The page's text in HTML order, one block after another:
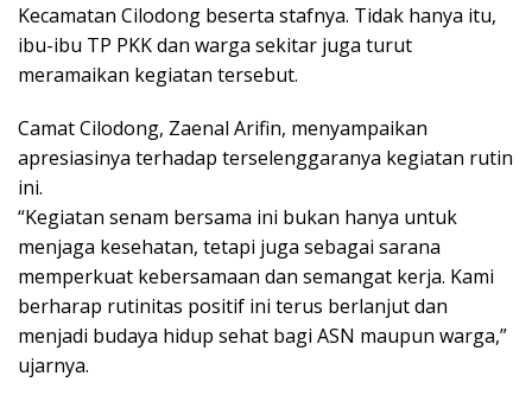
Kecamatan Cilodong beserta stafnya. Tidak hanya itu,
ibu-ibu TP PKK dan warga sekitar juga turut
meramaikan kegiatan tersebut.
Camat Cilodong, Zaenal Arifin, menyampaikan
apresiasinya terhadap terselenggaranya kegiatan rutin
ini.
“Kegiatan senam bersama ini bukan hanya untuk
menjaga kesehatan, tetapi juga sebagai sarana
memperkuat kebersamaan dan semangat kerja. Kami
berharap rutinitas positif ini terus berlanjut dan
menjadi budaya hidup sehat bagi ASN maupun warga,”
ujarnya.